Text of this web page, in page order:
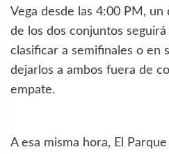
Vega desde las 4:00 PM, un
de los dos conjuntos
clasificar a semifinales o en
dejarlos a ambos fuera de
empate.
A esa misma hora, El